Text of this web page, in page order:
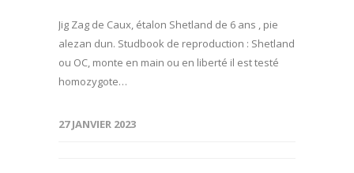
Jig Zag de Caux, étalon Shetland de 6 ans , pie
alezan dun. Studbook de reproduction : Shetland
ou OC, monte en main ou en liberté il est testé
homozygote…
27 JANVIER 2023